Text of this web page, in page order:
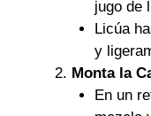
jugo de
Licúa
y
Monta la
En un